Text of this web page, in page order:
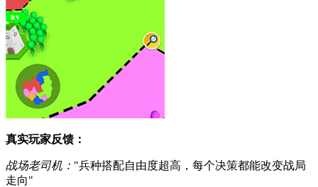
真实玩家反馈：
战场老司机： "兵种搭配自由度超高，每个决策都能改变战局
走向"